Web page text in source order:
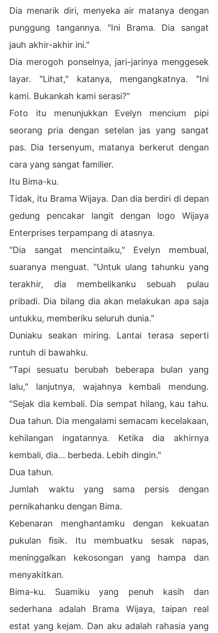
Dia menarik diri, menyeka air matanya dengan
punggung tangannya. "Ini Brama. Dia sangat
jauh akhir-akhir ini."
Dia merogoh ponselnya, jari-jarinya menggesek
layar. "Lihat," katanya, mengangkatnya. "Ini
kami. Bukankah kami serasi?"
Foto itu menunjukkan Evelyn mencium pipi
seorang pria dengan setelan jas yang sangat
pas. Dia tersenyum, matanya berkerut dengan
cara yang sangat familier.
Itu Bima-ku.
Tidak, itu Brama Wijaya. Dan dia berdiri di depan
gedung pencakar langit dengan logo Wijaya
Enterprises terpampang di atasnya.
"Dia sangat mencintaiku," Evelyn membual,
suaranya menguat. "Untuk ulang tahunku yang
terakhir, dia membelikanku sebuah pulau
pribadi. Dia bilang dia akan melakukan apa saja
untukku, memberiku seluruh dunia."
Duniaku seakan miring. Lantai terasa seperti
runtuh di bawahku.
"Tapi sesuatu berubah beberapa bulan yang
lalu," lanjutnya, wajahnya kembali mendung.
"Sejak dia kembali. Dia sempat hilang, kau tahu.
Dua tahun. Dia mengalami semacam kecelakaan,
kehilangan ingatannya. Ketika dia akhirnya
kembali, dia... berbeda. Lebih dingin."
Dua tahun.
Jumlah waktu yang sama persis dengan
pernikahanku dengan Bima.
Kebenaran menghantamku dengan kekuatan
pukulan fisik. Itu membuatku sesak napas,
meninggalkan kekosongan yang hampa dan
menyakitkan.
Bima-ku. Suamiku yang penuh kasih dan
sederhana adalah Brama Wijaya, taipan real
estat yang kejam. Dan aku adalah rahasia yang